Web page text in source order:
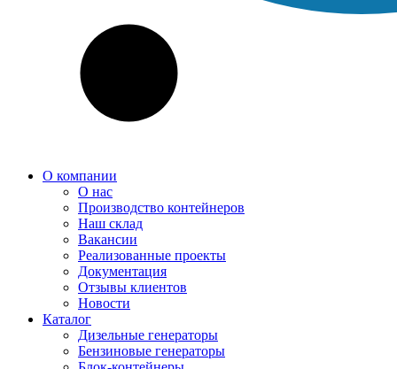
О компании
О нас
Производство контейнеров
Наш склад
Вакансии
Реализованные проекты
Документация
Отзывы клиентов
Новости
Каталог
Дизельные генераторы
Бензиновые генераторы